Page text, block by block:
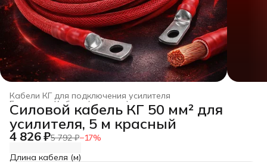
Кабели КГ для подключения усилителя
Кабели (провода) для автозвука из меди
Главная
Силовой кабель КГ 50 мм² для
усилителя, 5 м красный
4 826 ₽5 792 ₽−17%
Длина кабеля (м)